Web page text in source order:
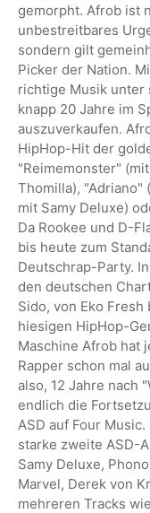
gemorpht. Afrob ist
unbestreitbares
sondern gilt
Picker der Nation.
richtige Musik unter
knapp 20 Jahre im
auszuverkaufen.
HipHop-Hit der
"Reimemonster"
Thomilla), "Adriano"
mit Samy Deluxe)
Da Rookee und D-
bis heute zum
Deutschrap-Party.
den deutschen
Sido, von Eko
hiesigen HipHop-
Maschine Afrob hat
Rapper schon mal
also, 12 Jahre nach
endlich die
ASD auf Four
starke zweite ASD-
Samy Deluxe,
Marvel, Derek von
mehreren Tracks